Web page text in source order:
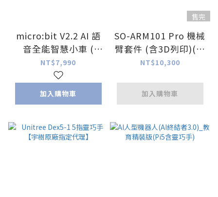
micro:bit V2.2 AI 語
音全能智慧小車 (
2025全新第三代AI功
能 )
NT$7,990
加入購物車
售完
SO-ARM101 Pro 機械
臂套件 (含3D列印)(未
組裝)
NT$10,300
加入購物車